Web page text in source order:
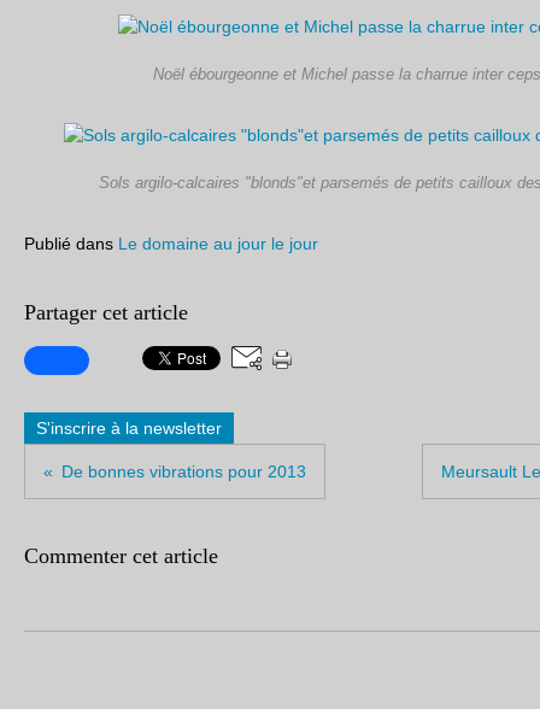
Noël ébourgeonne et Michel passe la charrue inter
Sols argilo-calcaires "blonds"et parsemés de petits cailloux
Publié dans Le domaine au jour le jour
Partager cet article
S'inscrire à la newsletter
De bonnes vibrations pour 2013 Meursault
Commenter cet article